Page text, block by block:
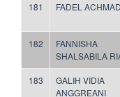
181 FADEL ACHMAD
182
FANNISHA
SHALSABILA
183
GALIH VIDIA
ANGGREANI